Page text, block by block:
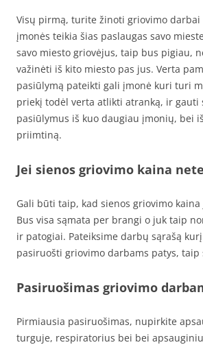
Visų pirmą, turite žinoti griovimo darbai
įmonės teikia šias paslaugas savo
savo miesto griovėjus, taip bus pigiau,
važinėti iš kito miesto pas jus. Verta
pasiūlymą pateikti gali įmonė kuri turi
priekį todėl verta atlikti atranką, ir gauti
pasiūlymus iš kuo daugiau įmonių, bei
priimtiną.
Jei sienos griovimo kaina
Gali būti taip, kad sienos griovimo
Bus visa sąmata per brangi o juk taip
ir patogiai. Pateiksime darbų sąrašą
pasiruošti griovimo darbams patys,
Pasiruošimas griovimo
Pirmiausia pasiruošimas, nupirkite
turguje, respiratorius bei bei